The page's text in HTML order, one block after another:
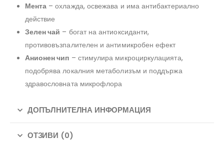
Мента – охлажда, освежава и има антибактериално
действие
Зелен чай – богат на антиоксиданти,
противовъзпалителен и антимикробен ефект
Анионен чип – стимулира микроциркулацията,
подобрява локалния метаболизъм и поддържа
здравословната микрофлора
ДОПЪЛНИТЕЛНА ИНФОРМАЦИЯ
ОТЗИВИ (0)